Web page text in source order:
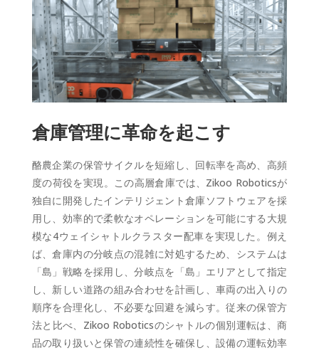
倉庫管理に革命を起こす
酪農企業の保管サイクルを短縮し、回転率を高め、高頻
度の荷役を実現。この高層倉庫では、Zikoo Roboticsが
独自に開発したインテリジェント倉庫ソフトウェアを採
用し、効率的で柔軟なオペレーションを可能にする大規
模な4ウェイシャトルクラスター配車を実現した。例え
ば、倉庫内の分岐点の混雑に対処するため、システムは
「島」戦略を採用し、分岐点を「島」エリアとして指定
し、新しい道路の組み合わせを計画し、車両の出入りの
順序を合理化し、不必要な回避を減らす。従来の保管方
法と比べ、Zikoo Roboticsのシャトルの個別運転は、商
品の取り扱いと保管の連続性を確保し、設備の運転効率